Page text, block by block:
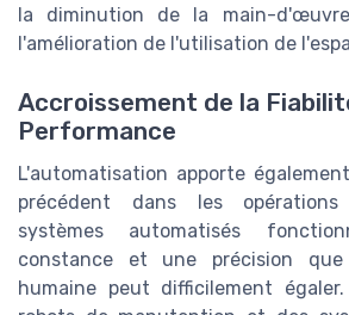
la diminution de la main-
l'amélioration de l'utilisation de
Accroissement de la
Performance
L'automatisation apporte
précédent dans les
systèmes automatisés
constance et une précision
humaine peut difficilement